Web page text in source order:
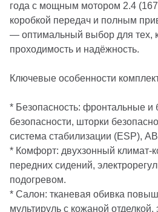
года с мощным мотором 2.4 (167
коробкой передач и полным
— оптимальный выбор для тех,
проходимость и надёжность.
Ключевые особенности
* Безопасность: фронтальные и
безопасности, шторки
система стабилизации (ESP),
* Комфорт: двухзонный климат-
передних сидений,
подогревом.
* Салон: тканевая обивка
мультируль с кожаной